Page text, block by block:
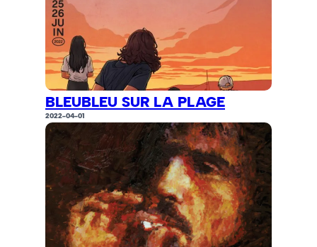
BLEUBLEU SUR LA PLAGE
2022-04-01